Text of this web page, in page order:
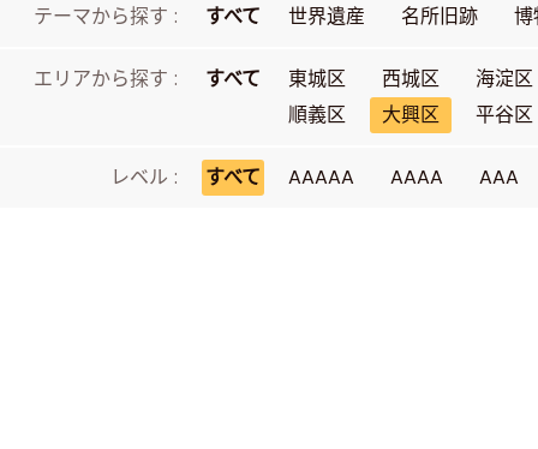
テーマから探す : すべて 世界遺産 名所旧跡
エリアから探す : すべて 東城区 西城区
海淀区
順義区
大興区 平谷区
レベル : すべて AAAAA AAAA AAA